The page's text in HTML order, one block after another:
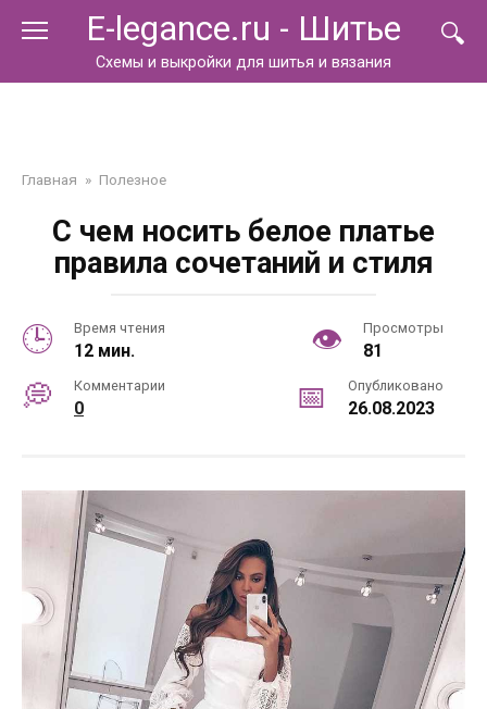
E-legance.ru - Шитье
Схемы и выкройки для шитья и вязания
Главная » Полезное
С чем носить белое платье
правила сочетаний и стиля
Время чтения
12 мин.
Просмотры
81
Комментарии
0
Опубликовано
26.08.2023